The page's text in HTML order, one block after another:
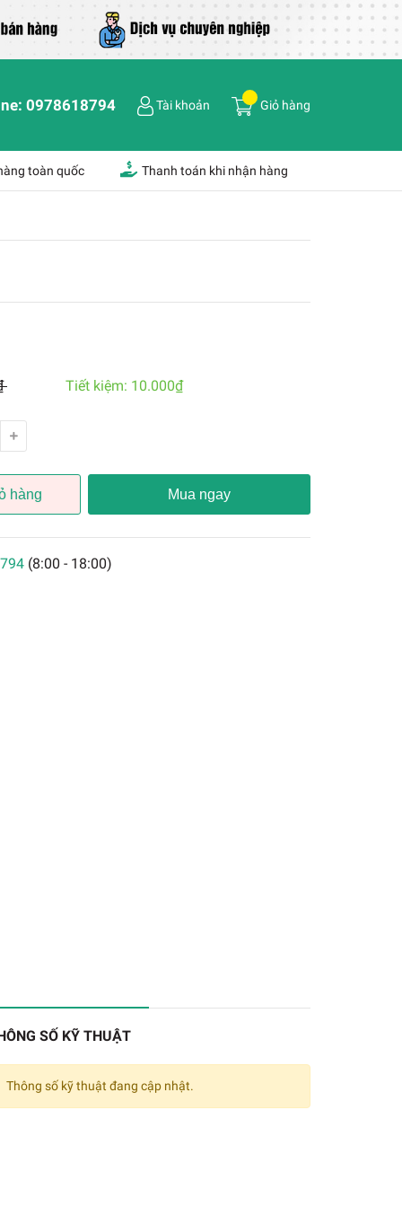
0978618794 Tài khoản Giỏ hàng
toàn quốc Thanh toán khi nhận hàng
Tiết kiệm: 10.000₫
hàng Mua ngay
(8:00 - 18:00)
SỐ KỸ THUẬT
Thông số kỹ thuật đang cập nhật.